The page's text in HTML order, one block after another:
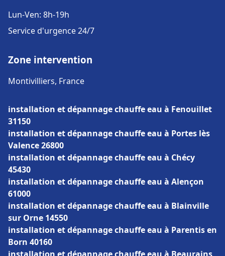
Lun-Ven: 8h-19h
Service d'urgence 24/7
Zone intervention
Montivilliers, France
installation et dépannage chauffe eau à Fenouillet
31150
installation et dépannage chauffe eau à Portes lès
Valence 26800
installation et dépannage chauffe eau à Chécy
45430
installation et dépannage chauffe eau à Alençon
61000
installation et dépannage chauffe eau à Blainville
sur Orne 14550
installation et dépannage chauffe eau à Parentis en
Born 40160